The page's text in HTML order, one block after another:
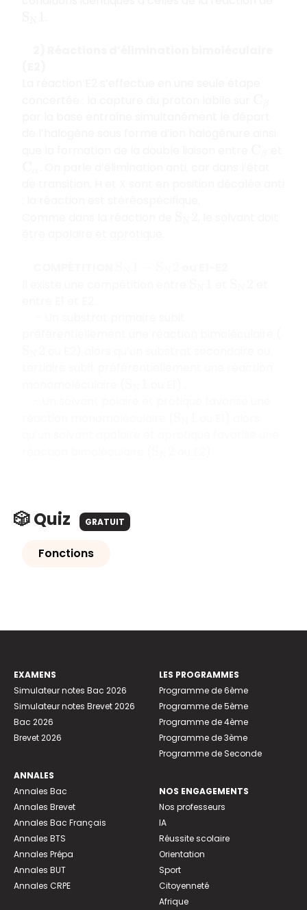
🎲 Quiz GRATUIT
Fonctions
EXAMENS
Simulateur notes Bac 2026
Simulateur notes Brevet 2026
Bac 2026
Brevet 2026
ANNALES
Annales Bac
Annales Brevet
Annales Bac Français
Annales BTS
Annales Prépa
Annales BUT
Annales CRPE
LES PROGRAMMES
Programme de 6ème
Programme de 5ème
Programme de 4ème
Programme de 3ème
Programme de Seconde
NOS ENGAGEMENTS
Nos professeurs
IA
Réussite scolaire
Orientation
Sport
Citoyenneté
Afrique